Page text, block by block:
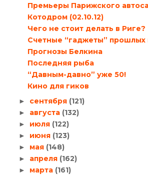
Премьеры Парижского
Котодром (02.10.12)
Чего не стоит делать в Риге?
Счетные “гаджеты” прошлых
Прогнозы Белкина
Последняя рыба
“Давным-давно” уже 50!
Кино для гиков
► сентября (121)
► августа (132)
► июля (122)
► июня (123)
► мая (148)
► апреля (162)
► марта (161)